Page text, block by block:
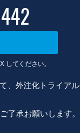
してください。
、外注化トライアル
了承お願いします。